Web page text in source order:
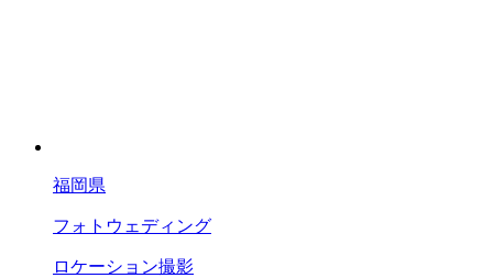
福岡県
フォトウェディング
ロケーション撮影